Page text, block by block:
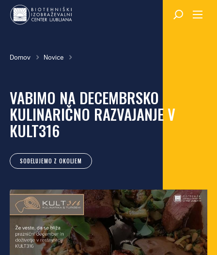
Skok
na
Breadcrumb
Domov Novice
VABIMO NA DECEMBRSKO
KULINARIČNO RAZVAJANJE V
KULT316
SODELUJEMO Z OKOLJEM